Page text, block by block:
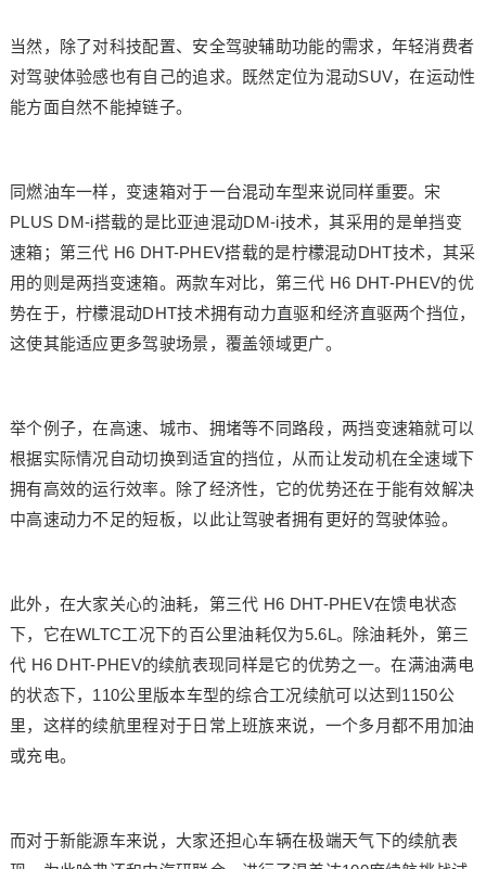
当然，除了对科技配置、安全驾驶辅助功能的需求，年轻消费者
对驾驶体验感也有自己的追求。既然定位为混动SUV，在运动性
能方面自然不能掉链子。
同燃油车一样，变速箱对于一台混动车型来说同样重要。宋
PLUS DM-i搭载的是比亚迪混动DM-i技术，其采用的是单挡变
速箱；第三代 H6 DHT-PHEV搭载的是柠檬混动DHT技术，其采
用的则是两挡变速箱。两款车对比，第三代 H6 DHT-PHEV的优
势在于，柠檬混动DHT技术拥有动力直驱和经济直驱两个挡位，
这使其能适应更多驾驶场景，覆盖领域更广。
举个例子，在高速、城市、拥堵等不同路段，两挡变速箱就可以
根据实际情况自动切换到适宜的挡位，从而让发动机在全速域下
拥有高效的运行效率。除了经济性，它的优势还在于能有效解决
中高速动力不足的短板，以此让驾驶者拥有更好的驾驶体验。
此外，在大家关心的油耗，第三代 H6 DHT-PHEV在馈电状态
下，它在WLTC工况下的百公里油耗仅为5.6L。除油耗外，第三
代 H6 DHT-PHEV的续航表现同样是它的优势之一。在满油满电
的状态下，110公里版本车型的综合工况续航可以达到1150公
里，这样的续航里程对于日常上班族来说，一个多月都不用加油
或充电。
而对于新能源车来说，大家还担心车辆在极端天气下的续航表